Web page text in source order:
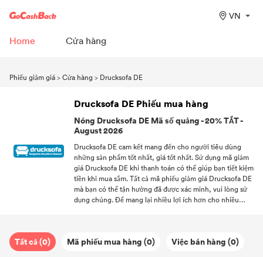
VN
Home Cửa hàng
Phiếu giảm giá>Cửa hàng > Drucksofa DE
Drucksofa DE Phiếu mua hàng
Nóng Drucksofa DE Mã số quảng - 20% TẮT -
August 2026
Drucksofa DE cam kết mang đến cho người tiêu dùng
những sản phẩm tốt nhất, giá tốt nhất. Sử dụng mã giảm
giá Drucksofa DE khi thanh toán có thể giúp bạn tiết kiệm
tiền khi mua sắm. Tất cả mã phiếu giảm giá Drucksofa DE
mà bạn có thể tận hưởng đã được xác minh, vui lòng sử
dụng chúng. Để mang lại nhiều lợi ích hơn cho nhiều
mua sắm tại nhà! Chào mừng bạn đăng ký với DealAM,
Tất cả (0) Mã phiếu mua hàng (0) Việc bán hàng (0)